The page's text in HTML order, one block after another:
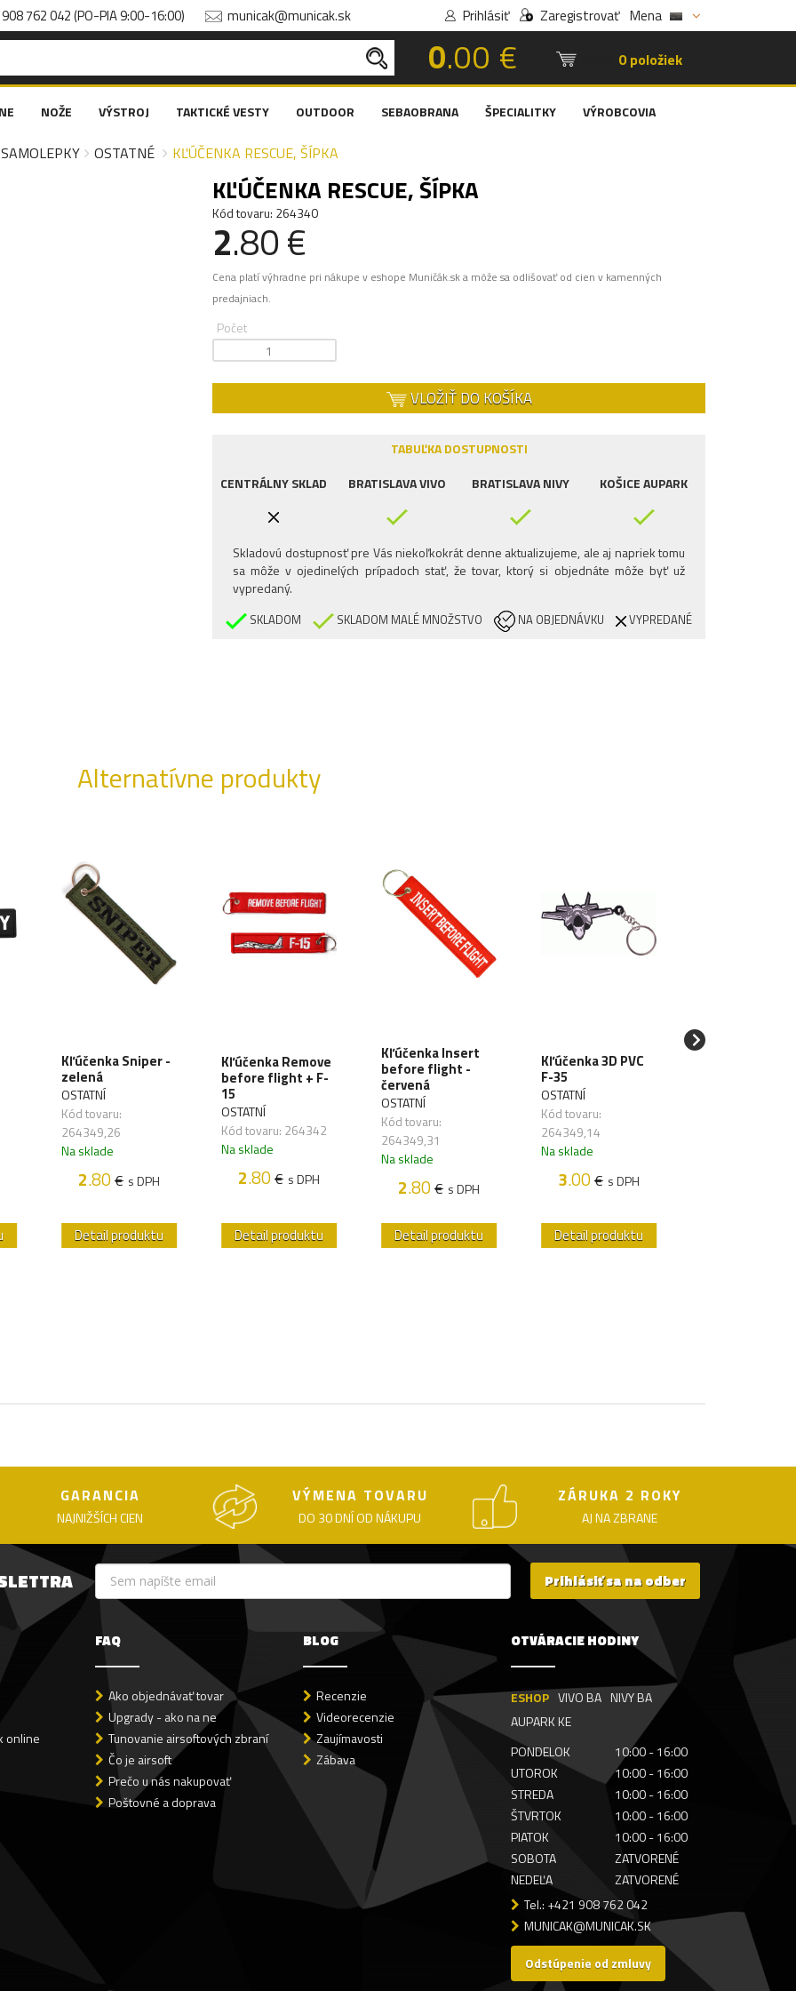
762 042 (PO-PIA 9:00-16:00) municak@municak.sk Prihlásiť Zaregistrovať Mena
0.00 € 0 položiek
NOŽE VÝSTROJ TAKTICKÉ VESTY OUTDOOR SEBAOBRANA ŠPECIALITKY VÝROBCOVIA
OSTATNÉ KĽÚČENKA RESCUE, ŠÍPKA
KĽÚČENKA RESCUE, ŠÍPKA
Kód tovaru: 264340
2.80 €
Cena platí výhradne pri nákupe v eshope Muničák.sk a môže sa odlišovať od cien v kamenných
predajniach.
Počet
VLOŽIŤ DO KOŠÍKA
TABUĽKA DOSTUPNOSTI
CENTRÁLNY SKLAD
BRATISLAVA VIVO BRATISLAVA NIVY KOŠICE AUPARK
Skladovú dostupnosť pre Vás niekoľkokrát denne aktualizujeme, ale aj napriek tomu
sa môže v ojedinelých prípadoch stať, že tovar, ktorý si objednáte môže byť už
vypredaný.
SKLADOM SKLADOM MALÉ MNOŽSTVO NA OBJEDNÁVKU VYPREDANÉ
Alternatívne produkty
Kľúčenka Sniper -
zelená
OSTATNÍ
Kód tovaru:
264349,26
Na sklade
2.80€ s DPH
Detail produktu
Kľúčenka Remove
before flight + F-
15
OSTATNÍ
Kód tovaru: 264342
Na sklade
2.80€ s DPH
Detail produktu
Kľúčenka Insert
before flight -
červená
OSTATNÍ
Kód tovaru:
264349,31
Na sklade
2.80€ s DPH
Detail produktu
Kľúčenka 3D PVC
F-35
OSTATNÍ
Kód tovaru:
264349,14
Na sklade
3.00€ s DPH
Detail produktu
GARANCIA
NAJNIŽŠÍCH CIEN
VÝMENA TOVARU
DO 30 DNÍ OD NÁKUPU
ZÁRUKA 2 ROKY
AJ NA ZBRANE
Prihlásiť sa na odber
online
FAQ
Ako objednávať tovar
Upgrady - ako na ne
Tunovanie airsoftových zbraní
Čo je airsoft
Prečo u nás nakupovať
Poštovné a doprava
BLOG
Recenzie
Videorecenzie
Zaujímavosti
Zábava
OTVÁRACIE HODINY
ESHOP VIVO BA NIVY BA
AUPARK KE
PONDELOK
10:00 - 16:00
UTOROK
10:00 - 16:00
STREDA
10:00 - 16:00
ŠTVRTOK
10:00 - 16:00
PIATOK
10:00 - 16:00
SOBOTA
ZATVORENÉ
NEDEĽA
ZATVORENÉ
Tel.: +421 908 762 042
MUNICAK@MUNICAK.SK
Odstúpenie od zmluvy